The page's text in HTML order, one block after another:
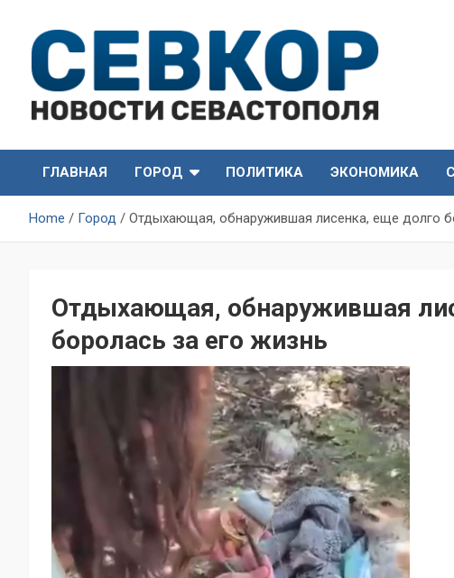
content
СевКор — Новости
Севастополя
Севастополя
ГЛАВНАЯ
ГОРОД ПОЛИТИКА ЭКОНОМИКА
Home Город Отдыхающая, обнаружившая лисенка, еще долго
Отдыхающая, обнаружившая
боролась за его жизнь